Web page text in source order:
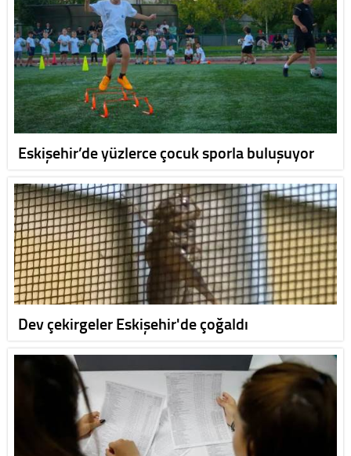
Eskişehir’de yüzlerce çocuk sporla buluşuyor
Dev çekirgeler Eskişehir'de çoğaldı